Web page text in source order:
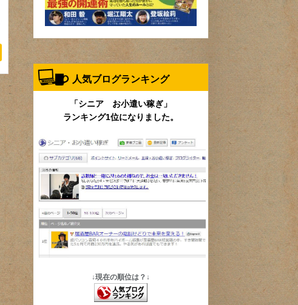
人気ブログランキング
「シニア お小遣い稼ぎ」
ランキング1位になりました。
↓現在の順位は？↓